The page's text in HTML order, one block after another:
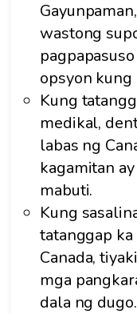
wastong
opsyon
Kung
medikal,
labas ng
kagamitan
mabuti.
Kung
tatanggap
Canada,
mga
dala ng dugo.